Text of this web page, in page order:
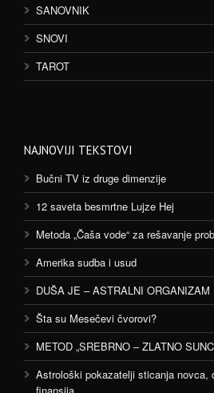
SANOVNIK
SNOVI
TAROT
NAJNOVIJI TEKSTOVI
Bučni TV iz druge dimenzije
12 saveta besmrtne Lujze Hej
Metoda „Čaša vode“ za rešavanje
Amerika sudba i usud
DUŠA JE – ASTRALNI ORGANIZAM
Šta su Mesečevi čvorovi?
METOD „SREBRNO – ZLATNO
Astrološki pokazatelji sticanja novca,